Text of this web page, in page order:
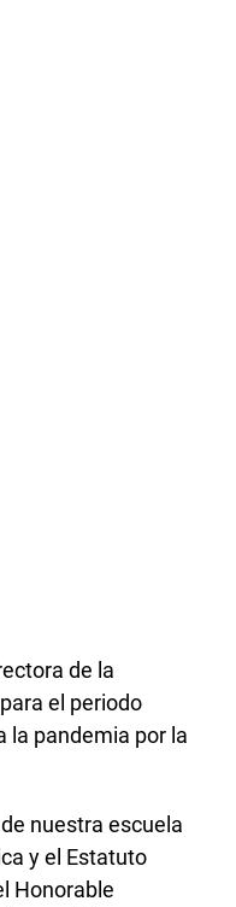
de la
el periodo
la pandemia por la
nuestra escuela
y el Estatuto
Honorable